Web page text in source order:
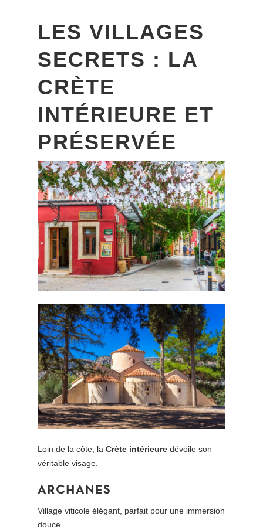
LES VILLAGES
SECRETS : LA
CRÈTE
INTÉRIEURE ET
PRÉSERVÉE
Loin de la côte, laCrète intérieure dévoile son
véritable visage.
ARCHANES
Village viticole élégant, parfait pour une immersion
douce.